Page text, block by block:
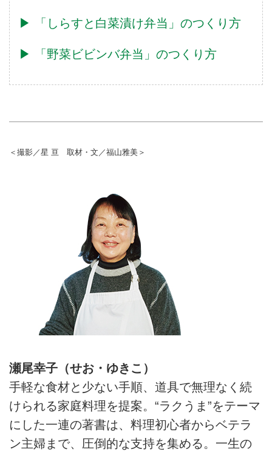
▶︎ 「しらすと白菜漬け弁当」のつくり方
▶︎ 「野菜ビビンバ弁当」のつくり方
＜撮影／星 亘 取材・文／福山雅美＞
瀬尾幸子（せお・ゆきこ）
手軽な食材と少ない手順、道具で無理なく続
けられる家庭料理を提案。“ラクうま”をテーマ
にした一連の著書は、料理初心者からベテラ
ン主婦まで、圧倒的な支持を集める。一生の